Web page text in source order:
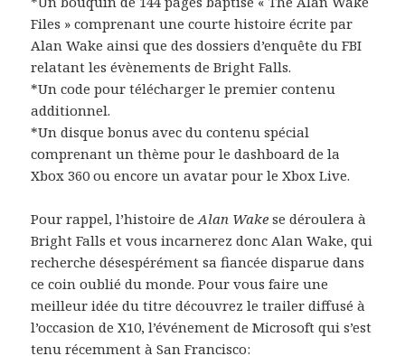
Files » comprenant une courte histoire écrite par
Alan Wake ainsi que des dossiers d’enquête du FBI
relatant les évènements de Bright Falls.
*Un code pour télécharger le premier contenu
additionnel.
*Un disque bonus avec du contenu spécial
comprenant un thème pour le dashboard de la
Xbox 360 ou encore un avatar pour le Xbox Live.
Pour rappel, l’histoire deAlan Wake se déroulera à
Bright Falls et vous incarnerez donc Alan Wake, qui
recherche désespérément sa fiancée disparue dans
ce coin oublié du monde. Pour vous faire une
meilleur idée du titre découvrez le trailer diffusé à
l’occasion de X10, l’événement de Microsoft qui s’est
tenu récemment à San Francisco: